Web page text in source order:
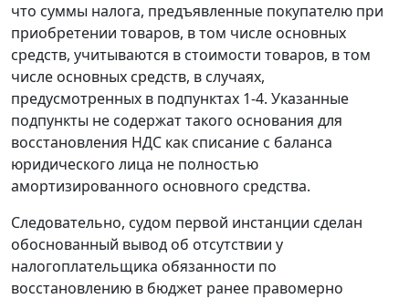
что суммы налога, предъявленные покупателю при
приобретении товаров, в том числе основных
средств, учитываются в стоимости товаров, в том
числе основных средств, в случаях,
предусмотренных в подпунктах 1-4. Указанные
подпункты не содержат такого основания для
восстановления НДС как списание с баланса
юридического лица не полностью
амортизированного основного средства.
Следовательно, судом первой инстанции сделан
обоснованный вывод об отсутствии у
налогоплательщика обязанности по
восстановлению в бюджет ранее правомерно